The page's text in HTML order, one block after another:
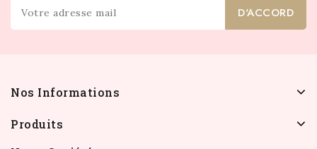
Nos Informations
Produits